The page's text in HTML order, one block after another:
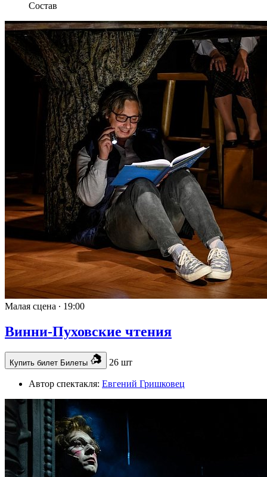
Состав
Малая сцена ∙ 19:00
Винни-Пуховские чтения
Купить билет Билеты 26 шт
Автор спектакля: Евгений Гришковец